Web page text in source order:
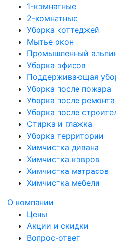
1-комнатные
2-комнатные
Уборка коттеджей
Мытье окон
Промышленный
Уборка офисов
Поддерживающая
Уборка после пожара
Уборка после ремонта
Уборка после
Стирка и глажка
Уборка территории
Химчистка дивана
Химчистка ковров
Химчистка матрасов
Химчистка мебели
О компании
Цены
Акции и скидки
Вопрос-ответ